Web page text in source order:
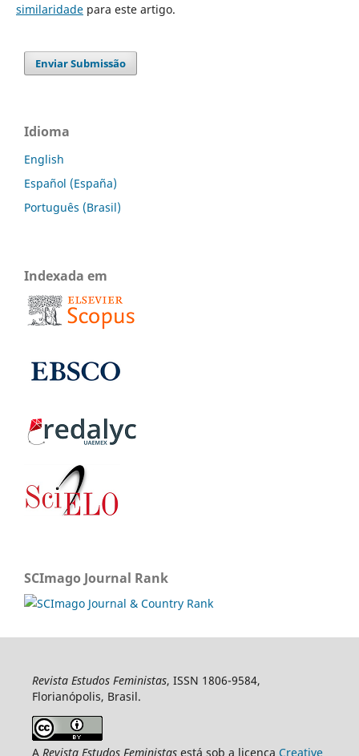
similaridadepara este artigo.
Enviar Submissão
Idioma
English
Español (España)
Português (Brasil)
Indexada em
SCImago Journal Rank
Revista Estudos Feministas, ISSN 1806-9584,
Florianópolis, Brasil.
A Revista Estudos Feministasestá sob a licença Creative